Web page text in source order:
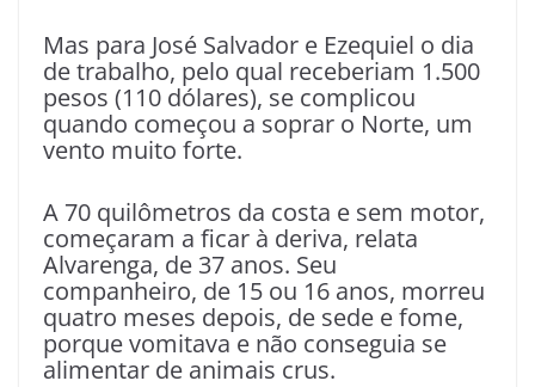
Mas para José Salvador e Ezequiel o dia
de trabalho, pelo qual receberiam 1.500
pesos (110 dólares), se complicou
quando começou a soprar o Norte, um
vento muito forte.
A 70 quilômetros da costa e sem motor,
começaram a ficar à deriva, relata
Alvarenga, de 37 anos. Seu
companheiro, de 15 ou 16 anos, morreu
quatro meses depois, de sede e fome,
porque vomitava e não conseguia se
alimentar de animais crus.